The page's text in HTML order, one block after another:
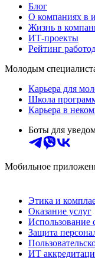
Блог
О компаниях в
Жизнь в
ИТ-проекты
Рейтинг
Молодым
Карьера для
Школа
Карьера в
Боты для
Мобильное
Этика и
Оказание услуг
Использование
Защита
ИТ